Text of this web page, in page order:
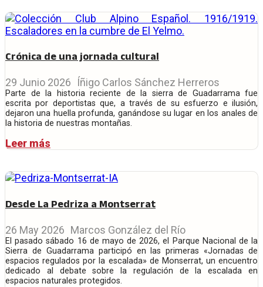
Crónica de una jornada cultural
29 Junio 2026 Íñigo Carlos Sánchez Herreros
Parte de la historia reciente de la sierra de Guadarrama fue
escrita por deportistas que, a través de su esfuerzo e ilusión,
dejaron una huella profunda, ganándose su lugar en los anales de
la historia de nuestras montañas.
Leer más
Desde La Pedriza a Montserrat
26 May 2026 Marcos González del Río
El pasado sábado 16 de mayo de 2026, el Parque Nacional de la
Sierra de Guadarrama participó en las primeras «Jornadas de
espacios regulados por la escalada» de Monserrat, un encuentro
dedicado al debate sobre la regulación de la escalada en
espacios naturales protegidos.